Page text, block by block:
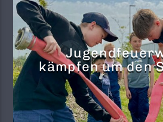
kämpfen um den